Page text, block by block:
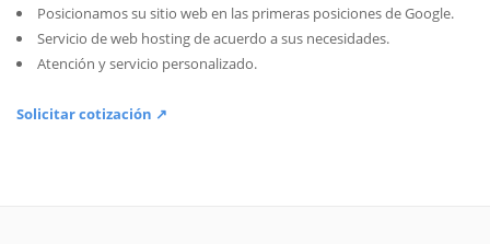
Posicionamos su sitio web en las primeras posiciones de Google.
Servicio de web hosting de acuerdo a sus necesidades.
Atención y servicio personalizado.
Solicitar cotización ↗